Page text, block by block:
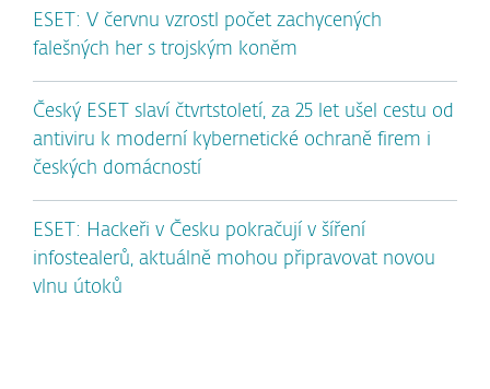
ESET: V červnu vzrostl počet zachycených
falešných her s trojským koněm
Český ESET slaví čtvrtstoletí, za 25 let ušel cestu od
antiviru k moderní kybernetické ochraně firem i
českých domácností
ESET: Hackeři v Česku pokračují v šíření
infostealerů, aktuálně mohou připravovat novou
vlnu útoků